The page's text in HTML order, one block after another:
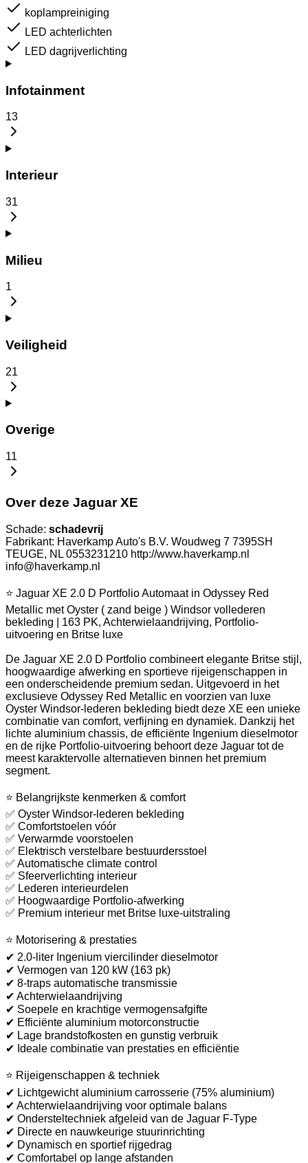
koplampreiniging
LED achterlichten
LED dagrijverlichting
Infotainment
13
Interieur
31
Milieu
1
Veiligheid
21
Overige
11
Over deze Jaguar XE
Schade: schadevrij
Fabrikant: Haverkamp Auto's B.V. Woudweg 7 7395SH
TEUGE, NL 0553231210 http://www.haverkamp.nl
info@haverkamp.nl
⭐ Jaguar XE 2.0 D Portfolio Automaat in Odyssey Red
Metallic met Oyster ( zand beige ) Windsor vollederen
bekleding | 163 PK, Achterwielaandrijving, Portfolio-
uitvoering en Britse luxe
De Jaguar XE 2.0 D Portfolio combineert elegante Britse stijl,
hoogwaardige afwerking en sportieve rijeigenschappen in
een onderscheidende premium sedan. Uitgevoerd in het
exclusieve Odyssey Red Metallic en voorzien van luxe
Oyster Windsor-lederen bekleding biedt deze XE een unieke
combinatie van comfort, verfijning en dynamiek. Dankzij het
lichte aluminium chassis, de efficiënte Ingenium dieselmotor
en de rijke Portfolio-uitvoering behoort deze Jaguar tot de
meest karaktervolle alternatieven binnen het premium
segment.
⭐ Belangrijkste kenmerken & comfort
✅ Oyster Windsor-lederen bekleding
✅ Comfortstoelen vóór
✅ Verwarmde voorstoelen
✅ Elektrisch verstelbare bestuurdersstoel
✅ Automatische climate control
✅ Sfeerverlichting interieur
✅ Lederen interieurdelen
✅ Hoogwaardige Portfolio-afwerking
✅ Premium interieur met Britse luxe-uitstraling
⭐ Motorisering & prestaties
✔ 2.0-liter Ingenium viercilinder dieselmotor
✔ Vermogen van 120 kW (163 pk)
✔ 8-traps automatische transmissie
✔ Achterwielaandrijving
✔ Soepele en krachtige vermogensafgifte
✔ Efficiënte aluminium motorconstructie
✔ Lage brandstofkosten en gunstig verbruik
✔ Ideale combinatie van prestaties en efficiëntie
⭐ Rijeigenschappen & techniek
✔ Lichtgewicht aluminium carrosserie (75% aluminium)
✔ Achterwielaandrijving voor optimale balans
✔ Ondersteltechniek afgeleid van de Jaguar F-Type
✔ Directe en nauwkeurige stuurinrichting
✔ Dynamisch en sportief rijgedrag
✔ Comfortabel op lange afstanden